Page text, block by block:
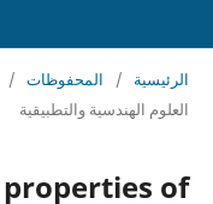
الرئيسية / المحفوظات /
العلوم الهندسية والتطبيقية
of